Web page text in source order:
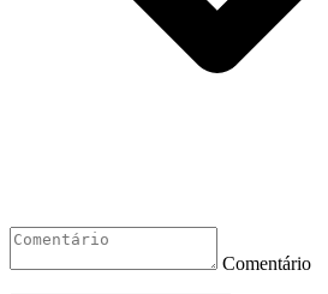
Comentário